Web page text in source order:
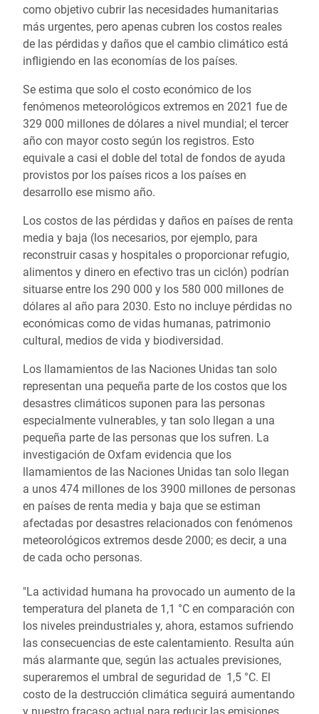
como objetivo cubrir las necesidades humanitarias
más urgentes, pero apenas cubren los costos reales
de las pérdidas y daños que el cambio climático está
infligiendo en las economías de los países.
Se estima que solo el costo económico de los
fenómenos meteorológicos extremos en 2021 fue de
329 000 millones de dólares a nivel mundial; el tercer
año con mayor costo según los registros. Esto
equivale a casi el doble del total de fondos de ayuda
provistos por los países ricos a los países en
desarrollo ese mismo año.
Los costos de las pérdidas y daños en países de renta
media y baja (los necesarios, por ejemplo, para
reconstruir casas y hospitales o proporcionar refugio,
alimentos y dinero en efectivo tras un ciclón) podrían
situarse entre los 290 000 y los 580 000 millones de
dólares al año para 2030. Esto no incluye pérdidas no
económicas como de vidas humanas, patrimonio
cultural, medios de vida y biodiversidad.
Los llamamientos de las Naciones Unidas tan solo
representan una pequeña parte de los costos que los
desastres climáticos suponen para las personas
especialmente vulnerables, y tan solo llegan a una
pequeña parte de las personas que los sufren. La
investigación de Oxfam evidencia que los
llamamientos de las Naciones Unidas tan solo llegan
a unos 474 millones de los 3900 millones de personas
en países de renta media y baja que se estiman
afectadas por desastres relacionados con fenómenos
meteorológicos extremos desde 2000; es decir, a una
de cada ocho personas.
"La actividad humana ha provocado un aumento de la
temperatura del planeta de 1,1 °C en comparación con
los niveles preindustriales y, ahora, estamos sufriendo
las consecuencias de este calentamiento. Resulta aún
más alarmante que, según las actuales previsiones,
superaremos el umbral de seguridad de 1,5 °C. El
costo de la destrucción climática seguirá aumentando